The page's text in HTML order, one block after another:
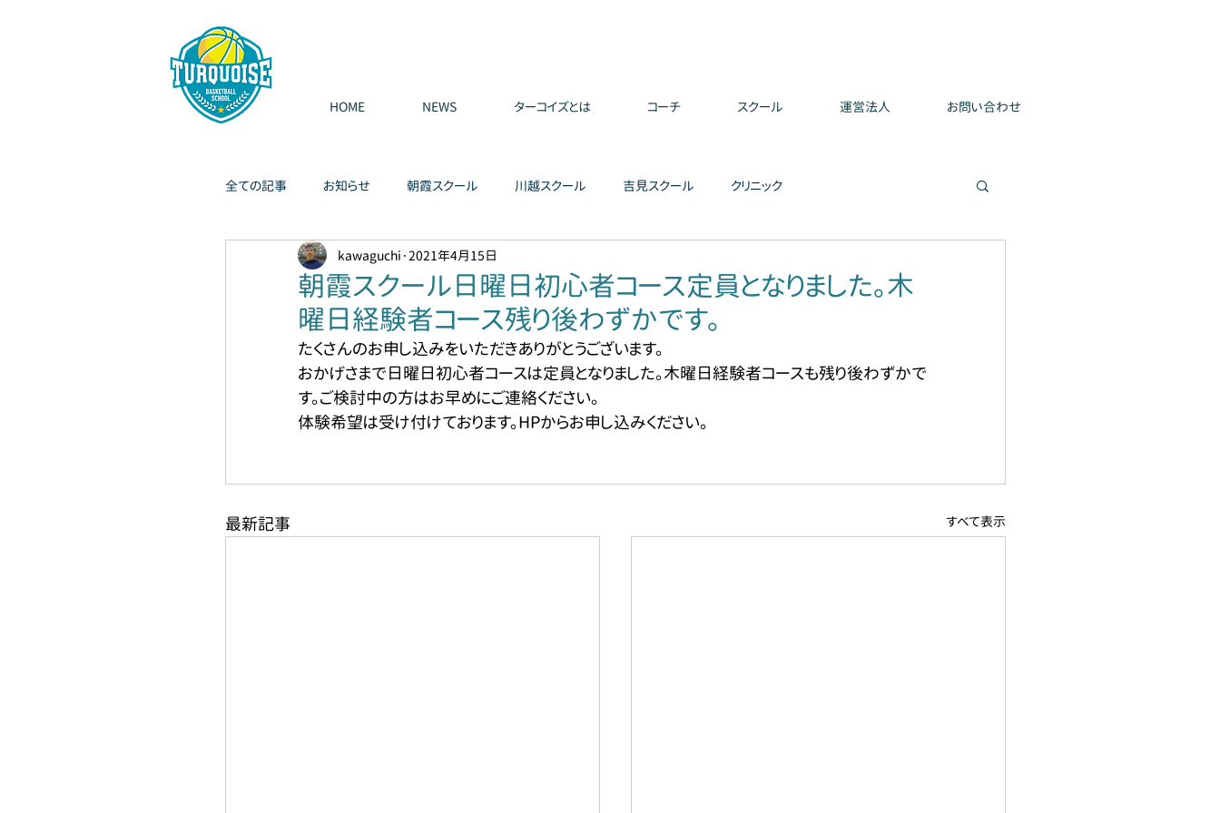
全ての記事 お知らせ 朝霞スクール 川越スクール 吉見スクール クリニック
朝霞スクール日曜日初心者コース定員となりました。木
曜日経験者コース残り後わずかです。
kawaguchi 2021年4月15日
たくさんのお申し込みをいただきありがとうございます。
おかげさまで日曜日初心者コースは定員となりました。木曜日経験者コースも残り後わずかで
す。ご検討中の方はお早めにご連絡ください。
体験希望は受け付けております。HPからお申し込みください。
最新記事 すべて表示
HOME NEWS ターコイズとは コーチ スクール 運営法人 お問い合わせ